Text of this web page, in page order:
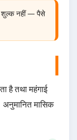
शुल्क नहीं — पैसे
है तथा महंगाई
अनुमानित मासिक